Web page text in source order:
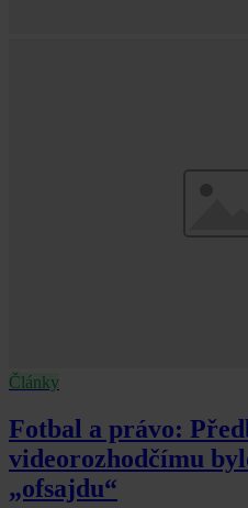
Články
Fotbal a právo:
videorozhodčímu
„ofsajdu“